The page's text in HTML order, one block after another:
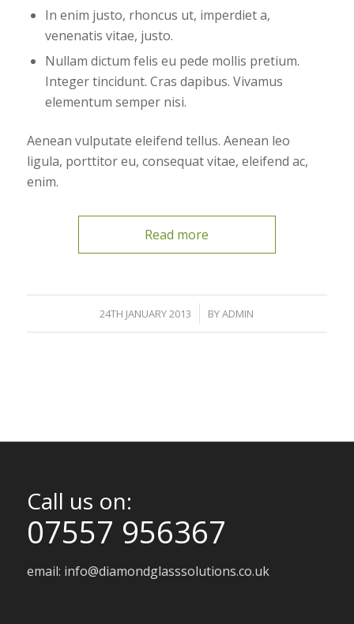
In enim justo, rhoncus ut, imperdiet a,
venenatis vitae, justo.
Nullam dictum felis eu pede mollis pretium.
Integer tincidunt. Cras dapibus. Vivamus
elementum semper nisi.
Aenean vulputate eleifend tellus. Aenean leo
ligula, porttitor eu, consequat vitae, eleifend ac,
enim.
Read more
24TH JANUARY 2013
/ BYADMIN
Call us on:
07557 956367
email: info@diamondglasssolutions.co.uk